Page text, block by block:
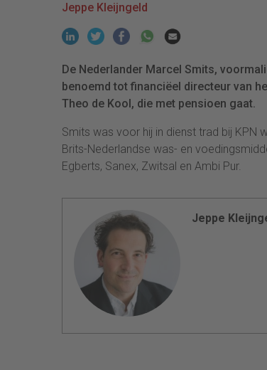
Jeppe Kleijngeld
De Nederlander Marcel Smits,
benoemd tot financiëel directeur van
Theo de Kool, die met pensioen gaat.
Smits was voor hij in dienst trad bij KPN
Brits-Nederlandse was- en
Egberts, Sanex, Zwitsal en Ambi Pur.
Jeppe